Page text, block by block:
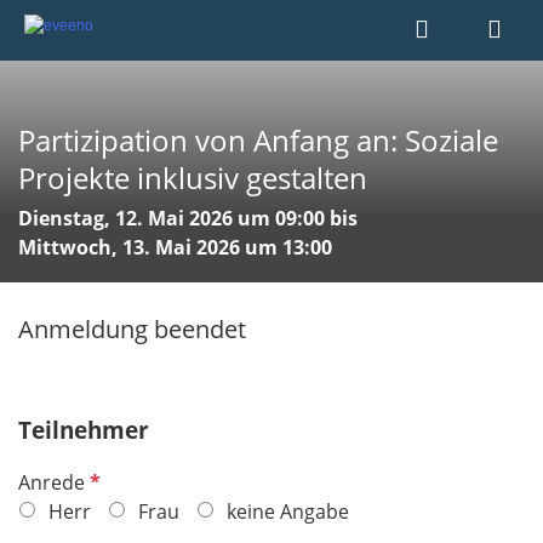
Partizipation von Anfang an: Soziale
Projekte inklusiv gestalten
Dienstag, 12. Mai 2026 um 09:00 bis
Mittwoch, 13. Mai 2026 um 13:00
Anmeldung beendet
Teilnehmer
AnredeP
f
Herr Frau keine Angabe